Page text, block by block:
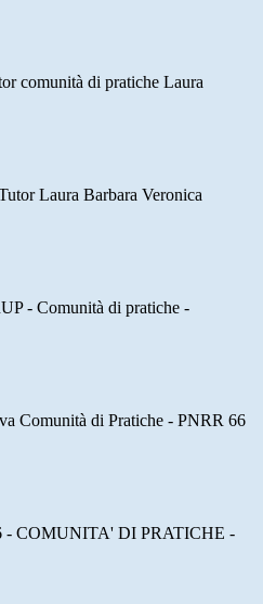
comunità di pratiche Laura
Laura Barbara Veronica
- Comunità di pratiche -
Comunità di Pratiche - PNRR 66
- COMUNITA' DI PRATICHE -